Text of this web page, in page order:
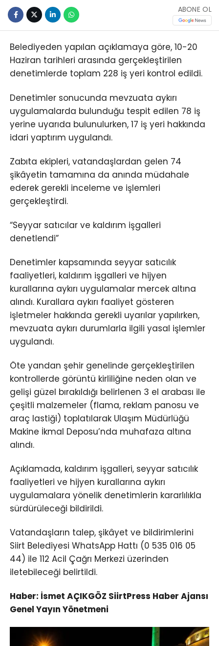
ABONE OL
Belediyeden yapılan açıklamaya göre, 10-20
Haziran tarihleri arasında gerçekleştirilen
denetimlerde toplam 228 iş yeri kontrol edildi.
Denetimler sonucunda mevzuata aykırı
uygulamalarda bulunduğu tespit edilen 78 iş
yerine uyarıda bulunulurken, 17 iş yeri hakkında
idari yaptırım uygulandı.
Zabıta ekipleri, vatandaşlardan gelen 74
şikâyetin tamamına da anında müdahale
ederek gerekli inceleme ve işlemleri
gerçekleştirdi.
“Seyyar satıcılar ve kaldırım işgalleri
denetlendi”
Denetimler kapsamında seyyar satıcılık
faaliyetleri, kaldırım işgalleri ve hijyen
kurallarına aykırı uygulamalar mercek altına
alındı. Kurallara aykırı faaliyet gösteren
işletmeler hakkında gerekli uyarılar yapılırken,
mevzuata aykırı durumlarla ilgili yasal işlemler
uygulandı.
Öte yandan şehir genelinde gerçekleştirilen
kontrollerde görüntü kirliliğine neden olan ve
gelişi güzel bırakıldığı belirlenen 3 el arabası ile
çeşitli malzemeler (flama, reklam panosu ve
araç lastiği) toplatılarak Ulaşım Müdürlüğü
Makine İkmal Deposu’nda muhafaza altına
alındı.
Açıklamada, kaldırım işgalleri, seyyar satıcılık
faaliyetleri ve hijyen kurallarına aykırı
uygulamalara yönelik denetimlerin kararlılıkla
sürdürüleceği bildirildi.
Vatandaşların talep, şikâyet ve bildirimlerini
Siirt Belediyesi WhatsApp Hattı (0 535 016 05
44) ile 112 Acil Çağrı Merkezi üzerinden
iletebileceği belirtildi.
Haber: İsmet AÇIKGÖZ SiirtPress Haber Ajansı
Genel Yayın Yönetmeni